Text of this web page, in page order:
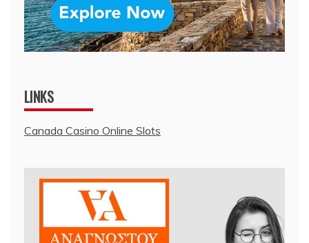
LINKS
Canada Casino Online Slots